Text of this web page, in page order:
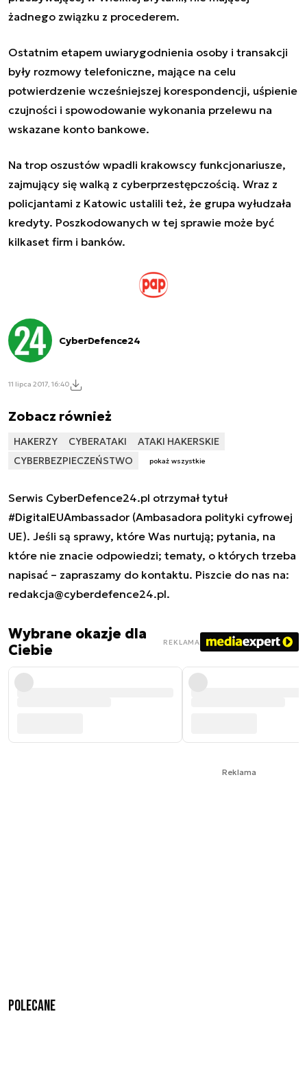
żadnego związku z procederem.
Ostatnim etapem uwiarygodnienia osoby i transakcji
były rozmowy telefoniczne, mające na celu
potwierdzenie wcześniejszej korespondencji, uśpienie
czujności i spowodowanie wykonania przelewu na
wskazane konto bankowe.
Na trop oszustów wpadli krakowscy funkcjonariusze,
zajmujący się walką z cyberprzestępczością. Wraz z
policjantami z Katowic ustalili też, że grupa wyłudzała
kredyty. Poszkodowanych w tej sprawie może być
kilkaset firm i banków.
CyberDefence24
11 lipca 2017, 16:40
Zobacz również
HAKERZY CYBERATAKI
ATAKI HAKERSKIE
CYBERBEZPIECZEŃSTWO
pokaż wszystkie
Serwis CyberDefence24.pl otrzymał tytuł
#DigitalEUAmbassador (Ambasadora polityki cyfrowej
UE). Jeśli są sprawy, które Was nurtują; pytania, na
które nie znacie odpowiedzi; tematy, o których trzeba
napisać – zapraszamy do kontaktu. Piszcie do nas na:
redakcja@cyberdefence24.pl.
Wybrane okazje dla
Ciebie
REKLAMA
Reklama
Polecane